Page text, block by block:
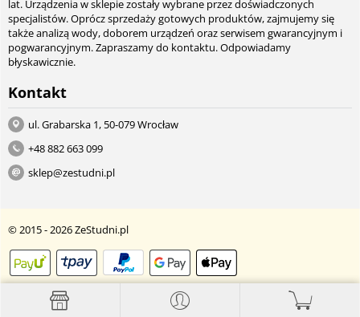
lat. Urządzenia w sklepie zostały wybrane przez doświadczonych
specjalistów. Oprócz sprzedaży gotowych produktów, zajmujemy się
także analizą wody, doborem urządzeń oraz serwisem gwarancyjnym i
pogwarancyjnym. Zapraszamy do kontaktu. Odpowiadamy
błyskawicznie.
Kontakt
ul. Grabarska 1, 50-079 Wrocław
+48 882 663 099
sklep@zestudni.pl
© 2015 - 2026 ZeStudni.pl